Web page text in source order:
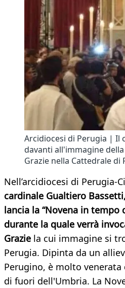
Arcidiocesi di Perugia | Il
davanti all'immagine
Grazie nella Cattedrale di
Nell’arcidiocesi di Perugia-
cardinale Gualtiero
lancia la “Novena in tempo
durante la quale verrà
Grazie la cui immagine si
Perugia. Dipinta da un
Perugino, è molto venerata
di fuori dell'Umbria. La